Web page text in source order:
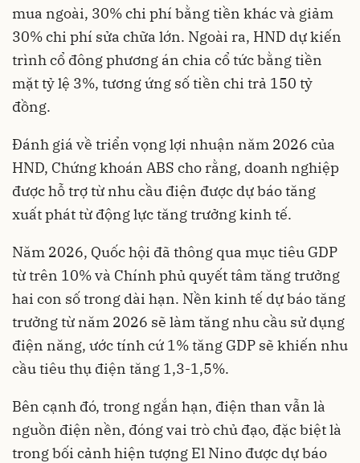
mua ngoài, 30% chi phí bằng tiền khác và giảm
30% chi phí sửa chữa lớn. Ngoài ra, HND dự kiến
trình cổ đông phương án chia cổ tức bằng tiền
mặt tỷ lệ 3%, tương ứng số tiền chi trả 150 tỷ
đồng.
Đánh giá về triển vọng lợi nhuận năm 2026 của
HND, Chứng khoán ABS cho rằng, doanh nghiệp
được hỗ trợ từ nhu cầu điện được dự báo tăng
xuất phát từ động lực tăng trưởng kinh tế.
Năm 2026, Quốc hội đã thông qua mục tiêu GDP
từ trên 10% và Chính phủ quyết tâm tăng trưởng
hai con số trong dài hạn. Nền kinh tế dự báo tăng
trưởng từ năm 2026 sẽ làm tăng nhu cầu sử dụng
điện năng, ước tính cứ 1% tăng GDP sẽ khiến nhu
cầu tiêu thụ điện tăng 1,3-1,5%.
Bên cạnh đó, trong ngắn hạn, điện than vẫn là
nguồn điện nền, đóng vai trò chủ đạo, đặc biệt là
trong bối cảnh hiện tượng El Nino được dự báo